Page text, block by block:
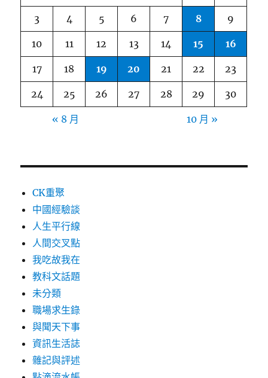
3 4 5 6 7 8 9
10 11 12 13 14 15 16
17 18 19 20 21 22 23
24 25 26 27 28 29 30
« 8 月 10 月 »
CK重聚
中國經驗談
人生平行線
人間交叉點
我吃故我在
教科文話題
未分類
職場求生錄
與聞天下事
資訊生活誌
雜記與評述